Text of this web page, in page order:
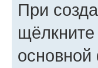
При